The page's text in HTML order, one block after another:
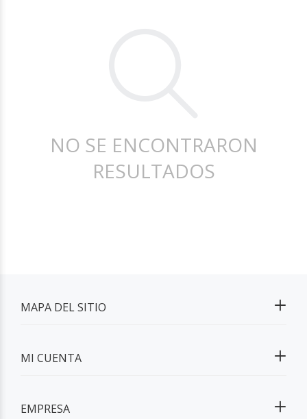
NO SE ENCONTRARON
RESULTADOS
MAPA DEL SITIO
MI CUENTA
EMPRESA